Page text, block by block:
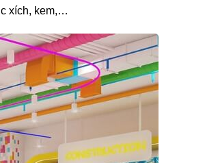
xích, kem,…